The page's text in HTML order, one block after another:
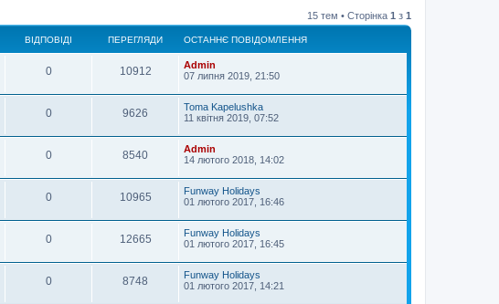
15 тем • Сторінка 1 з 1
ВІДПОВІДІ ПЕРЕГЛЯДИ ОСТАННЄ ПОВІДОМЛЕННЯ
0 10912
Admin
07 липня 2019, 21:50
0 9626
Toma Kapelushka
11 квітня 2019, 07:52
0 8540
Admin
14 лютого 2018, 14:02
0 10965
Funway Holidays
01 лютого 2017, 16:46
0 12665
Funway Holidays
01 лютого 2017, 16:45
0 8748
Funway Holidays
01 лютого 2017, 14:21